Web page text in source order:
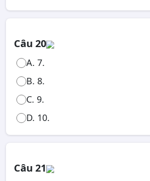
Câu 20
A. 7.
B. 8.
C. 9.
D. 10.
Câu 21